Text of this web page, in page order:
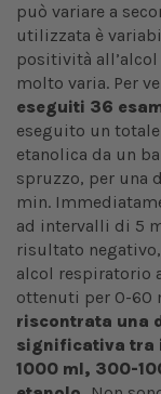
può variare a
utilizzata è
positività
molto varia. Per
eseguiti 36
eseguito un
etanolica da un
spruzzo, per una
min.
ad intervalli di 5
risultato
alcol respiratorio
ottenuti per 0-60
riscontrata una
significativa tra
1000 ml, 300-